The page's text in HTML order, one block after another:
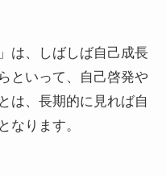
は、しばしば自己成長
といって、自己啓発や
は、長期的に見れば自
なります。